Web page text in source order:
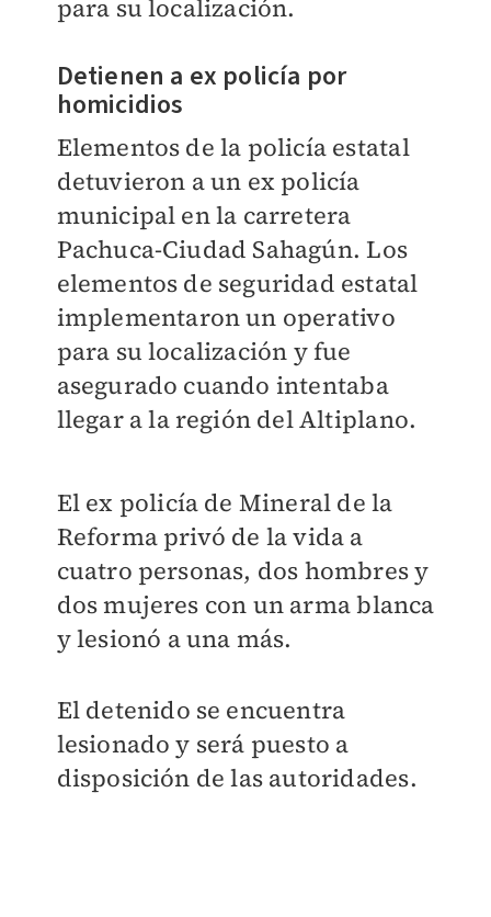
para su localización.
Detienen a ex policía por
homicidios
Elementos de la policía estatal
detuvieron a un ex policía
municipal en la carretera
Pachuca-Ciudad Sahagún. Los
elementos de seguridad estatal
implementaron un operativo
para su localización y fue
asegurado cuando intentaba
llegar a la región del Altiplano.
El ex policía de Mineral de la
Reforma privó de la vida a
cuatro personas, dos hombres y
dos mujeres con un arma blanca
y lesionó a una más.
El detenido se encuentra
lesionado y será puesto a
disposición de las autoridades.